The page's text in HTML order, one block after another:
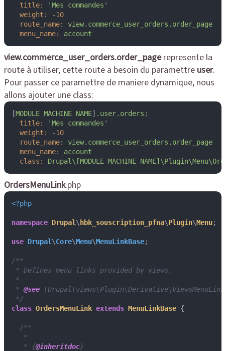
title:
'Mes commandes'
weight:
-10
route_name:
view.commerce_user_orders.order_page
menu_name:
account
view.commerce_user_orders.order_pagerepresente la
route à utiliser, cette route a besoin du paramettre user.
Pour passer ce paramettre de maniere dynamique, nous
allons ajouter une class:
[MODULE MACHINE NAME] .user.orders:
title:
'Mes commandes'
weight:
-10
route_name:
view.commerce_user_orders.order_page
menu_name:
account
class:
Drupal\[MODULE MACHINE
OrdersMenuLink.php
<?php
namespace Drupal \ hbk_souscription_pfna\Plugin\Menu;
use Drupal \Core\Menu\MenuLinkBase;
/**
* Defines menu links provided by views.
*
* @see \Drupal\views\Plugin\Derivative\ViewsMenuLink
*/
class OrdersMenuLink extends MenuLinkBase {
/**
   *
   * {
@inheritdoc}